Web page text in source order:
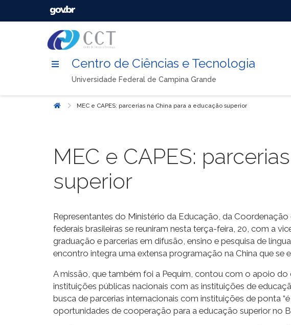
Centro de Ciências e Tecnologia
Universidade Federal de Campina Grande
Início MEC e CAPES: parcerias na China para a educação superior
MEC e CAPES:
superior
Representantes do Ministério da Educação, da
federais brasileiras se reuniram nesta terça-feira, 20, com a
graduação e parcerias em difusão, ensino e pesquisa de
encontro integra uma extensa programação na China que se
A missão, que também foi a Pequim, contou com o apoio
instituições públicas nacionais com as instituições de
busca de parcerias internacionais com instituições de ponta
oportunidades de cooperação para a educação superior no